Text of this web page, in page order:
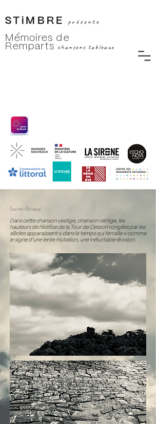
STiMBRE présente
Mémoires de
Remparts chansons tableaux
Saint-Brieuc
Dans cette chanson vestige, chanson vertige, les
hauteurs de l’édifice de la Tour de Cesson rongées par les
siècles apparaissent « dans le temps qui ferraille » comme
le signe d’une lente mutation, une inéluctable érosion.